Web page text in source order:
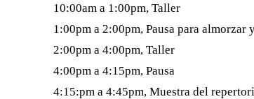
10:00am a 1:00pm, Taller
1:00pm a 2:00pm, Pausa para almorzar
2:00pm a 4:00pm, Taller
4:00pm a 4:15pm, Pausa
4:15:pm a 4:45pm, Muestra del